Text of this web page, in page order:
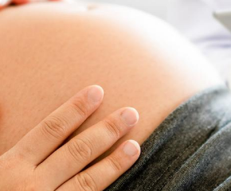
lecture ?
Mordue par une tique en
vacances, elle reste dans
le coma pendant 42 jours